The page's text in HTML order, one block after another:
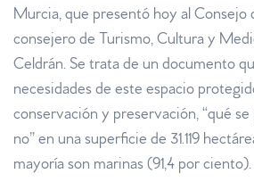
Murcia, que presentó hoy al Consejo
consejero de Turismo, Cultura y
Celdrán. Se trata de un documento
necesidades de este espacio
conservación y preservación, “qué
no” en una superficie de 31.119
mayoría son marinas (91,4 por ciento).